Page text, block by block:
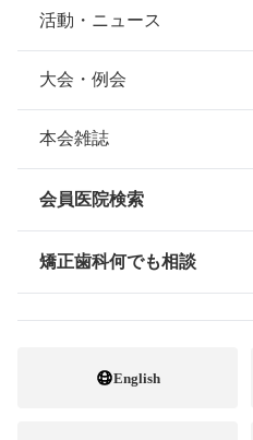
基本理念
組織について
本会の歴史
情報公開
安心して治療を受けてい
安心できる矯正歯科治療
矯正歯科治療について
活動・ニュース
大会・例会
本会雑誌
会員医院検索
矯正歯科何でも相談
English
和やかに始
式。
壇上にもス